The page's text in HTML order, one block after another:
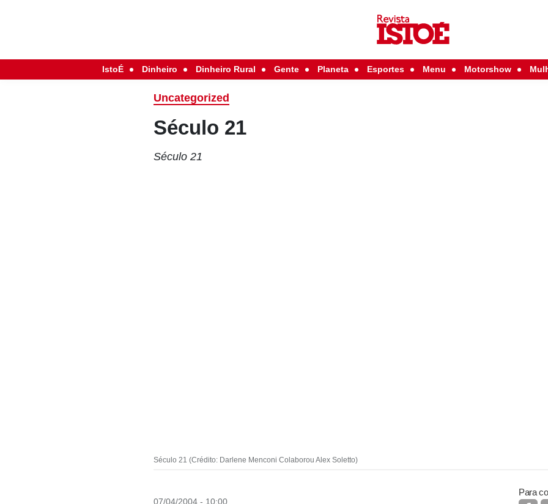
IstoÉ Dinheiro Dinheiro Rural Gente Planeta Esportes Menu Motorshow
Uncategorized
Século 21
Século 21
Século 21 (Crédito: Darlene Menconi Colaborou Alex Soletto)
07/04/2004 - 10:00
Para